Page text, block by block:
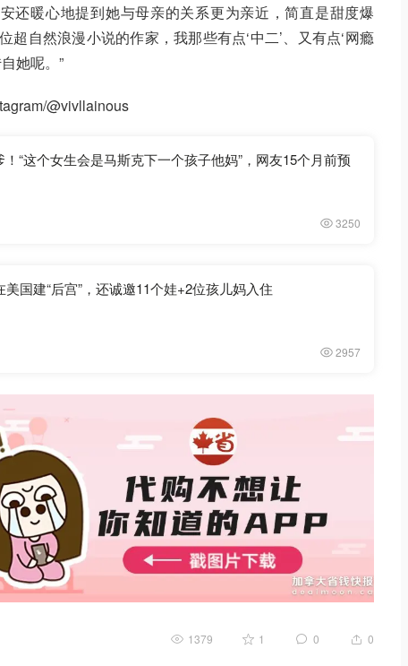
还暖心地提到她与母亲的关系更为亲近，简直是甜度爆
超自然浪漫小说的作家，我那些有点‘中二’、又有点‘网瘾
她呢。”
@vivllainous
“这个女生会是马斯克下一个孩子他妈”，网友15个月前预
3250
国建“后宫”，还诚邀11个娃+2位孩儿妈入住
2957
1379 1 0 0